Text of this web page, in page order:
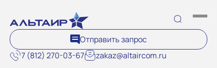
7 (812) 270-03-67 zakaz@altaircom.ru
Отправить запрос